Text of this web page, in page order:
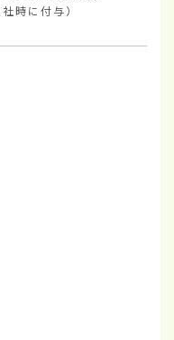
時に付与）